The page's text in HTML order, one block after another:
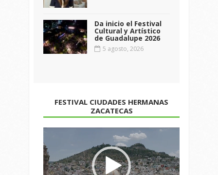
Da inicio el Festival
Cultural y Artístico
de Guadalupe 2026
5 agosto, 2026
FESTIVAL CIUDADES HERMANAS
ZACATECAS
de
vídeo